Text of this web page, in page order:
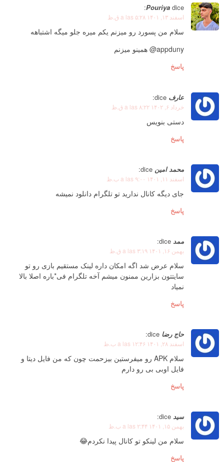
Pouriya dice:
اسفند ۱۳, ۱۴۰۱ a las ۵:۲۸ ق.ظ
سلام من پسورد رو میزنم یکم میره جلو میگه اشتباهه
appduny@ همینو میزنم
پاسخ
عارف dice:
خرداد ۶, ۱۴۰۲ a las ۸:۲۲ ق.ظ
دستی بنویس
پاسخ
محمد امین dice:
اسفند ۱۱, ۱۴۰۱ a las ۹:۰۰ ب.ظ
جای دیگه کانال ندارید تو تلگرام دانلود نمیشه
پاسخ
ممد dice:
بهمن ۱۶, ۱۴۰۱ a las ۳:۱۹ ق.ظ
سلام عرض شد اگه امکان داره لینک مستقیم بازی رو تو
سایتتون بزارین ممنون میشم آخه تلگرام فی*باره اصلا بالا
نمیاد
پاسخ
حاج رضا dice:
اسفند ۲۸, ۱۴۰۱ a las ۱۲:۴۶ ب.ظ
سلام APK رو میفرستین بیزحمت چون که من فایل دیتا و
فایل اوبی بی رو دارم
پاسخ
سید dice:
بهمن ۱۵, ۱۴۰۱ a las ۲:۴۴ ب.ظ
سلام من لینکو تو کانال پیدا نکردم😂
پاسخ